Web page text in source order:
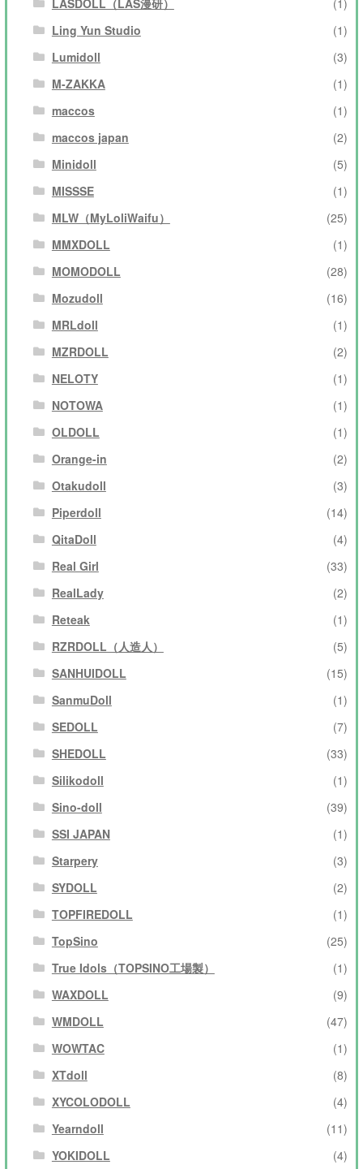
Ling Yun Studio
(1)
Lumidoll
(3)
M-ZAKKA
(1)
maccos
(1)
maccos japan
(2)
Minidoll
(5)
MISSSE
(1)
MLW（MyLoliWaifu）
(25)
MMXDOLL
(1)
MOMODOLL
(28)
Mozudoll
(16)
MRLdoll
(1)
MZRDOLL
(2)
NELOTY
(1)
NOTOWA
(1)
OLDOLL
(1)
Orange-in
(2)
Otakudoll
(3)
Piperdoll
(14)
QitaDoll
(4)
Real Girl
(33)
RealLady
(2)
Reteak
(1)
RZRDOLL（人造人）
(5)
SANHUIDOLL
(15)
SanmuDoll
(1)
SEDOLL
(7)
SHEDOLL
(33)
Silikodoll
(1)
Sino-doll
(39)
SSI JAPAN
(1)
Starpery
(3)
SYDOLL
(2)
TOPFIREDOLL
(1)
TopSino
(25)
True Idols（TOPSINO工場製）
(1)
WAXDOLL
(9)
WMDOLL
(47)
WOWTAC
(1)
XTdoll
(8)
XYCOLODOLL
(4)
Yearndoll
(11)
YOKIDOLL
(4)